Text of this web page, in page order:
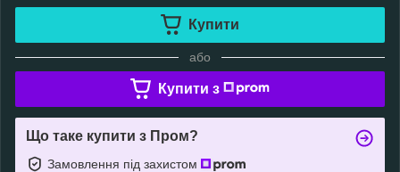
Купити
або
Купити з
Що таке купити з Пром?
Замовлення під захистом